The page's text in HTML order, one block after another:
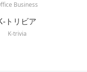
Business
トリビア
K-trivia